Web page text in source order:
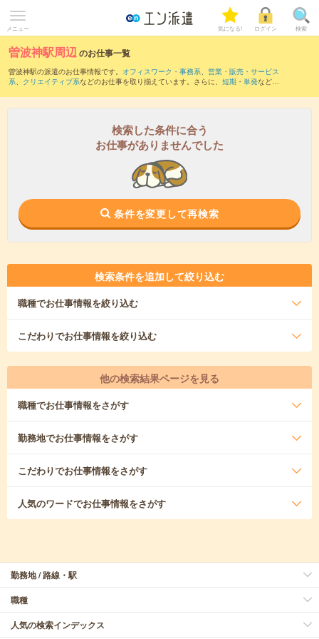
メニュー 気になる! ログイン 検索
曽波神駅周辺のお仕事一覧
曽波神駅の派遣のお仕事情報です。 オフィスワーク・事務系、 営業・販売・サービス
系、 クリエイティブ系などのお仕事を取り揃えています。さらに、 短期 ・ 単発などの
また、石巻駅・佳景山駅・渡波駅・前谷地駅・陸前豊里駅など近隣駅のお仕事もご確
検索した条件に合う
お仕事がありませんでした
条件を変更して再検索
検索条件を追加して絞り込む
職種でお仕事情報を絞り込む
こだわりでお仕事情報を絞り込む
他の検索結果ページを見る
職種でお仕事情報をさがす
勤務地でお仕事情報をさがす
こだわりでお仕事情報をさがす
人気のワードでお仕事情報をさがす
勤務地 / 路線・駅
職種
人気の検索インデックス